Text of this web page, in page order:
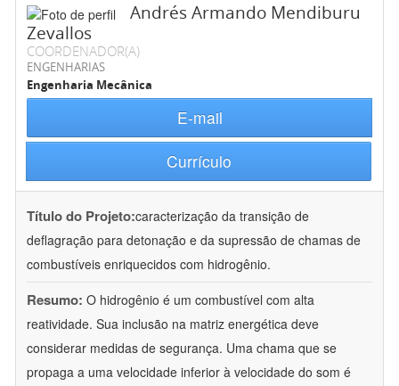
Andrés Armando Mendiburu
Zevallos
COORDENADOR(A)
ENGENHARIAS
Engenharia Mecânica
E-mail
Currículo
Título do Projeto:caracterização da transição de
deflagração para detonação e da supressão de chamas de
combustíveis enriquecidos com hidrogênio.
Resumo: O hidrogênio é um combustível com alta
reatividade. Sua inclusão na matriz energética deve
considerar medidas de segurança. Uma chama que se
propaga a uma velocidade inferior à velocidade do som é